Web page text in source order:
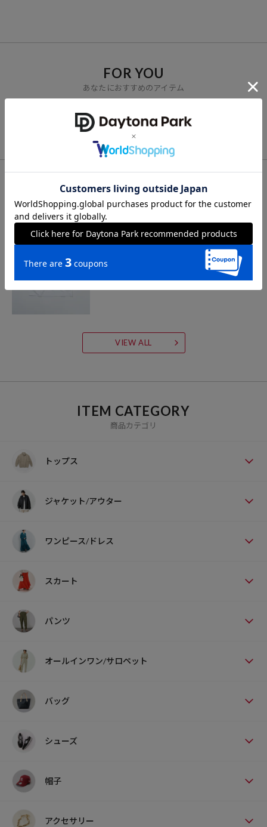
FOR YOU
あなたにおすすめのアイテム
VIEW ALL
CHECK LIST
最近チェックした商品
VIEW ALL
ITEM CATEGORY
商品カテゴリ
トップス
ジャケット/アウター
ワンピース/ドレス
スカート
パンツ
オールインワン/サロペット
バッグ
シューズ
帽子
アクセサリー